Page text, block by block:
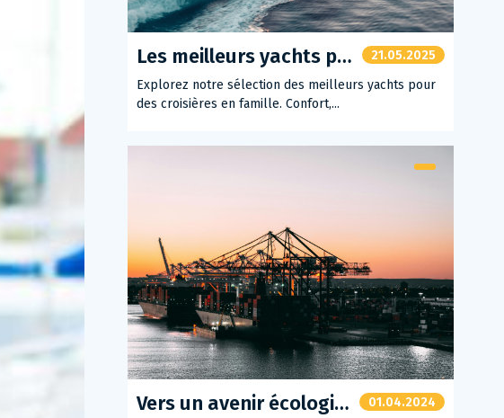
Les meilleurs yachts pour des croisières en famille
21.05.2025
Explorez notre sélection des meilleurs yachts pour
des croisières en famille. Confort,...
Vers un avenir écologique dans la construction navale
01.04.2024